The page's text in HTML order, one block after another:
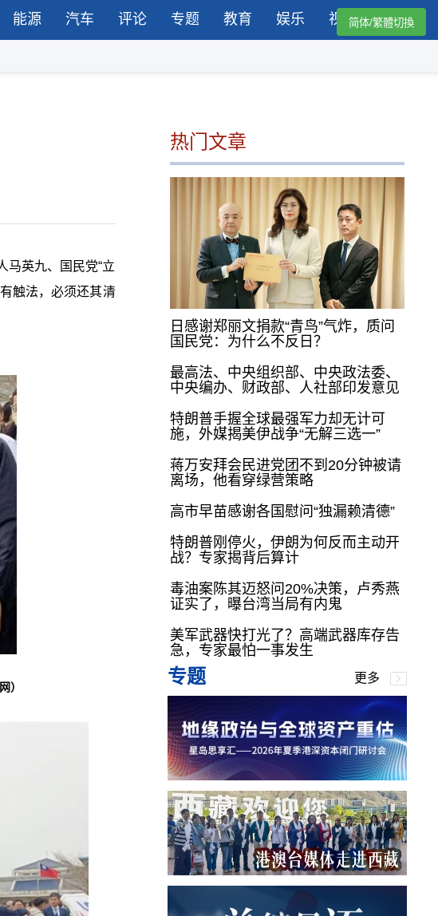
能源 汽车 评论 专题 教育 娱乐 视频简体/繁體切換
马英九、国民党“立
触法，必须还其清
）
热门文章
日感谢郑丽文捐款“青鸟”气炸，质问
国民党：为什么不反日？
最高法、中央组织部、中央政法委、
中央编办、财政部、人社部印发意见
特朗普手握全球最强军力却无计可
施，外媒揭美伊战争“无解三选一”
蒋万安拜会民进党团不到20分钟被请
离场，他看穿绿营策略
高市早苗感谢各国慰问“独漏赖清德”
特朗普刚停火，伊朗为何反而主动开
战？专家揭背后算计
毒油案陈其迈怒问20%决策，卢秀燕
证实了，曝台湾当局有内鬼
美军武器快打光了？高端武器库存告
急，专家最怕一事发生
专题 更多